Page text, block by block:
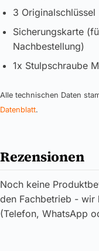
3 Originalschlüssel
Sicherungskarte
Nachbestellung)
1x Stulpschraube
Alle technischen Daten
Datenblatt.
Rezensionen
Noch keine
den Fachbetrieb - wir
(Telefon, WhatsApp